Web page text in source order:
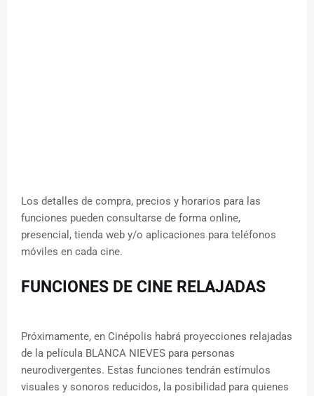
Los detalles de compra, precios y horarios para las
funciones pueden consultarse de forma online,
presencial, tienda web y/o aplicaciones para teléfonos
móviles en cada cine.
FUNCIONES DE CINE RELAJADAS
Próximamente, en Cinépolis habrá proyecciones relajadas
de la película BLANCA NIEVES para personas
neurodivergentes. Estas funciones tendrán estímulos
visuales y sonoros reducidos, la posibilidad para quienes